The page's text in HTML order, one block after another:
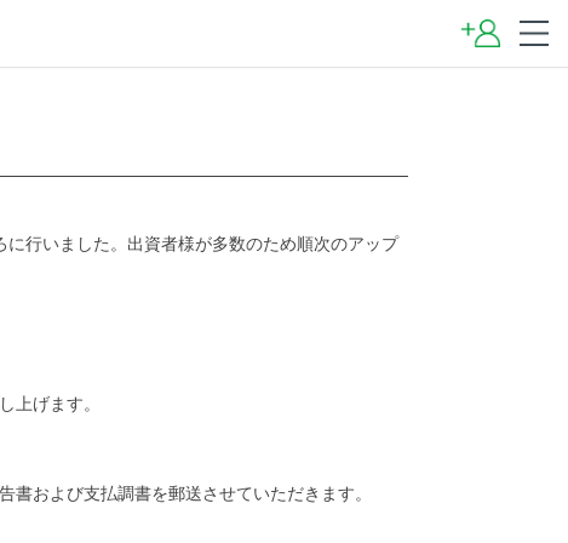
行いました。出資者様が多数のため順次のアップ
上げます。
および支払調書を郵送させていただきます。